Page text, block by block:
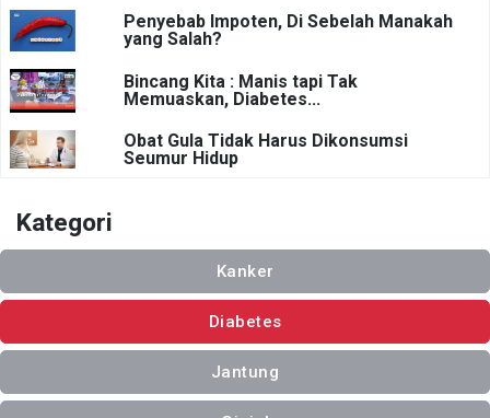
Penyebab Impoten, Di Sebelah Manakah
yang Salah?
Bincang Kita : Manis tapi Tak
Memuaskan, Diabetes...
Obat Gula Tidak Harus Dikonsumsi
Seumur Hidup
Kategori
Kanker
Diabetes
Jantung